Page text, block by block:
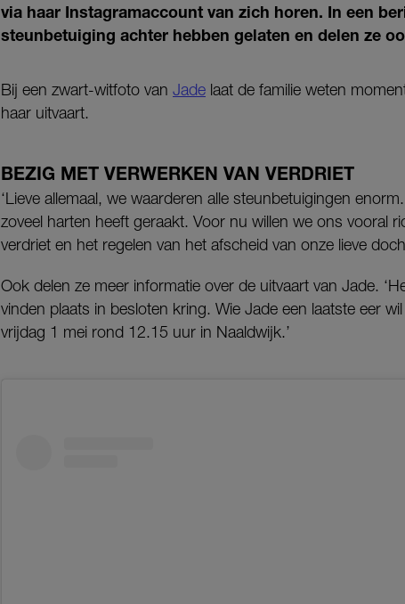
via haar Instagramaccount van zich horen. In een
steunbetuiging achter hebben gelaten en delen ze
Bij een zwart-witfoto van Jade laat de familie weten
haar uitvaart.
BEZIG MET VERWERKEN VAN VERDRIET
‘Lieve allemaal, we waarderen alle steunbetuigingen
zoveel harten heeft geraakt. Voor nu willen we ons vooral
verdriet en het regelen van het afscheid van onze lieve
Ook delen ze meer informatie over de uitvaart van Jade.
vinden plaats in besloten kring. Wie Jade een laatste eer
vrijdag 1 mei rond 12.15 uur in Naaldwijk.’